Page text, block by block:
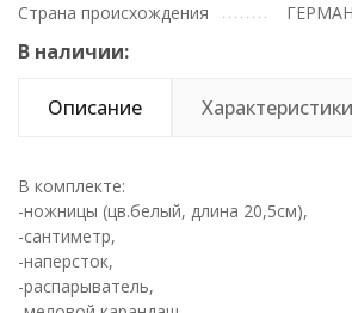
Страна происхождения
В наличии:
Описание Характеристики
В комплекте:
-ножницы (цв.белый, длина 20,5см),
-сантиметр,
-наперсток,
-распарыватель,